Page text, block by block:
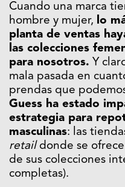
Cuando una marca
hombre y mujer, lo
planta de ventas
las colecciones
para nosotros. Y
mala pasada en
prendas que
Guess ha estado
estrategia para
masculinas: las
retaildonde se
de sus colecciones
completas).